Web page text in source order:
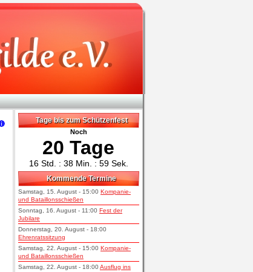
Tage bis zum Schützenfest
Noch
20 Tage
16 Std. : 38 Min. : 59 Sek.
Kommende Termine
Samstag, 15. August - 15:00 Kompanie-
und Bataillonsschießen
Sonntag, 16. August - 11:00 Fest der
Jubilare
Donnerstag, 20. August - 18:00
Ehrenratssitzung
Samstag, 22. August - 15:00 Kompanie-
und Bataillonsschießen
Samstag, 22. August - 18:00Ausflug ins